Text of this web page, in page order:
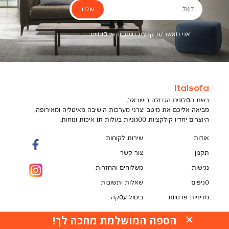
דואל
אני מאשר/ת קבלת חומרים פרסומיים
שלח
Italsofa
רשת הסלונים הגדולה בישראל,
מביאה אליכם את מיטב יצרני מערכות הישיבה מאיטליה ומאירופה,
היוצרים יחדיו קולקציות ססגוניות בעלות תו איכות ונוחות.
אודות
תקנון
נגישות
סניפים
מדיניות פרטיות
שירות לקוחות
צור קשר
משלוחים והחזרות
שאלות ותשובות
ביטול עסקה
תקנון מועדון לקוחות
האתר עושה שימוש בקובצי עוגיות (Cookies) למטרות
הספה המושלמת מחכה לך!